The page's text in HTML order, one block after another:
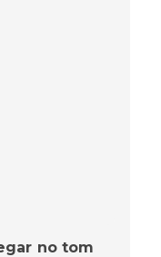
no tom